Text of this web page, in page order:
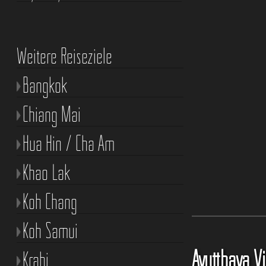
Ayutthaya
Weitere Reiseziele
Bangkok
Chiang Mai
Hua Hin / Cha Am
Khao Lak
Koh Chang
Koh Samui
Krabi